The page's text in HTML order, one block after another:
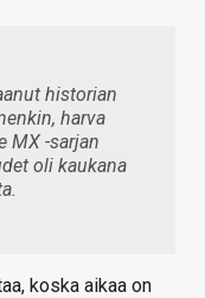
historian
harva
MX -sarjan
oli kaukana
koska aikaa on